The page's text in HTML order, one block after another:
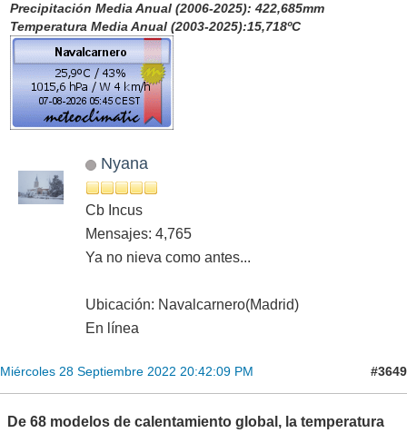
Precipitación Media Anual (2006-2025): 422,685mm
Temperatura Media Anual (2003-2025):15,718ºC
Nyana
Cb Incus
Mensajes: 4,765
Ya no nieva como antes...
Ubicación: Navalcarnero(Madrid)
En línea
Miércoles 28 Septiembre 2022 20:42:09 PM #3649
De 68 modelos de calentamiento global, la temperatura